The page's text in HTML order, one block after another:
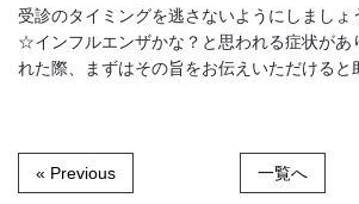
受診のタイミングを逃さないようにしましょ
☆インフルエンザかな？と思われる症状があ
れた際、まずはその旨をお伝えいただけると
« Previous 一覧へ